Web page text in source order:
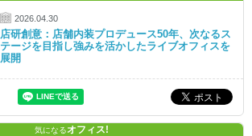
2026.04.30
店研創意：店舗内装プロデュース50年、次なるス
テージを目指し強みを活かしたライブオフィスを
展開
気になるオフィス!